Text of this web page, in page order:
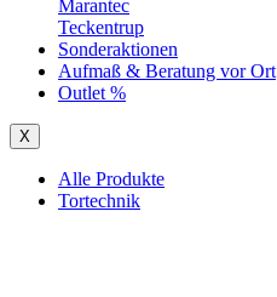
Marantec
Teckentrup
Sonderaktionen
Aufmaß & Beratung vor Ort
Outlet %
X
Alle Produkte
Tortechnik